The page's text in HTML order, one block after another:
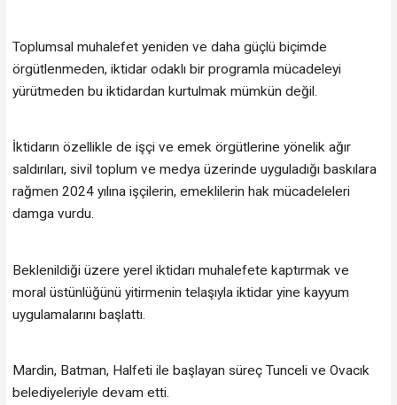
Toplumsal muhalefet yeniden ve daha güçlü biçimde
örgütlenmeden, iktidar odaklı bir programla mücadeleyi
yürütmeden bu iktidardan kurtulmak mümkün değil.
İktidarın özellikle de işçi ve emek örgütlerine yönelik ağır
saldırıları, sivil toplum ve medya üzerinde uyguladığı baskılara
rağmen 2024 yılına işçilerin, emeklilerin hak mücadeleleri
damga vurdu.
Beklenildiği üzere yerel iktidarı muhalefete kaptırmak ve
moral üstünlüğünü yitirmenin telaşıyla iktidar yine kayyum
uygulamalarını başlattı.
Mardin, Batman, Halfeti ile başlayan süreç Tunceli ve Ovacık
belediyeleriyle devam etti.